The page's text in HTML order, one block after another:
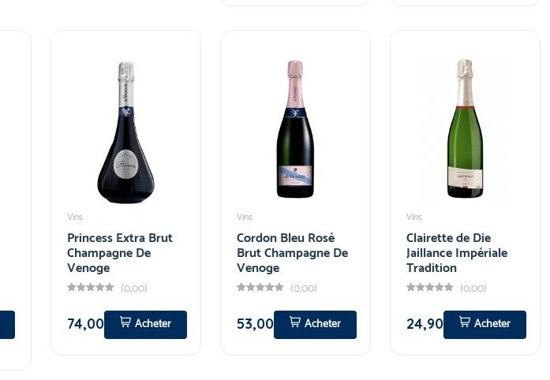
Vins
Princess Extra Brut
Champagne De
Venoge
(0,00)
74,00
Acheter
Vins
Cordon Bleu Rosé
Brut Champagne De
Venoge
(0,00)
53,00
Acheter
Vins
Clairette de Die
Jaillance Impériale
Tradition
(0,00)
24,90
Acheter